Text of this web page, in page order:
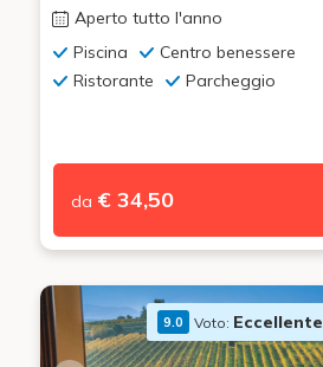
Aperto tutto l'anno
Piscina
Centro benessere
Ristorante
Parcheggio
da € 34,50
9.0 Voto: Eccellente